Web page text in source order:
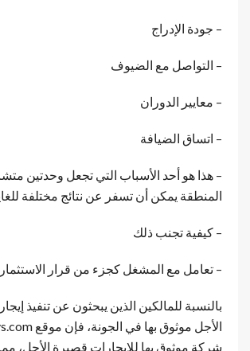
– جودة الإدراج
– التواصل مع الضيوف
– معايير الدوران
– اتساق الضيافة
– هذا هو أحد الأسباب التي تجعل وحدتين
المنطقة يمكن أن تسفر عن نتائج مختلفة
– كيفية تجنب ذلك
– تعامل مع المشغل كجزء من قرار الاستثمار.
بالنسبة للمالكين الذين يبحثون عن تنفيذ
شركة موثوق بها للإيجارات قصيرة الأجل،